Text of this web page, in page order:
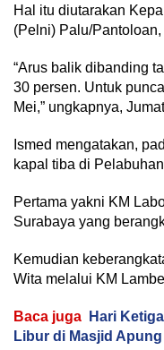
Hal itu diutarakan
(Pelni) Palu/
“Arus balik dibanding
30 persen. Untuk
Mei,” ungkapnya,
Ismed mengatakan,
kapal tiba di
Pertama yakni KM
Surabaya yang
Kemudian
Wita melalui KM
Baca juga
Hari
Libur di Masjid